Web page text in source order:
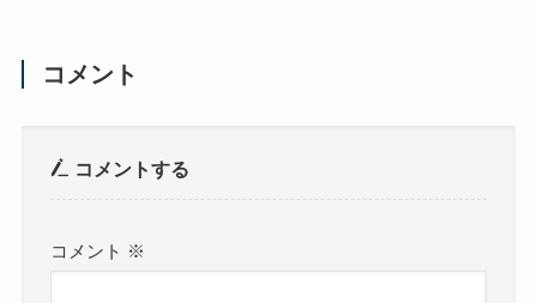
コメント
コメントする
コメント ※